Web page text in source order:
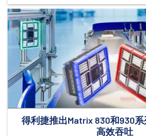
得利捷推出Matrix 830和930系
高效吞吐